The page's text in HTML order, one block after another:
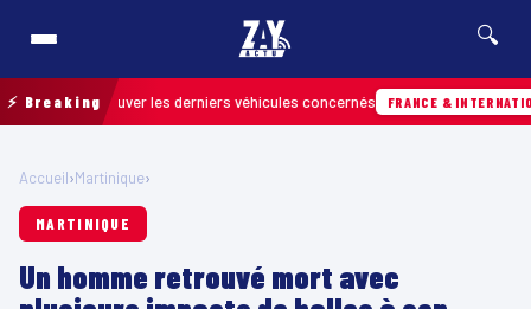
🔍
⚡ Breaking
retrouver les derniers véhicules concernés FRANCE & INTERNATIONALE
Accueil›Martinique›
MARTINIQUE
Un homme retrouvé mort avec